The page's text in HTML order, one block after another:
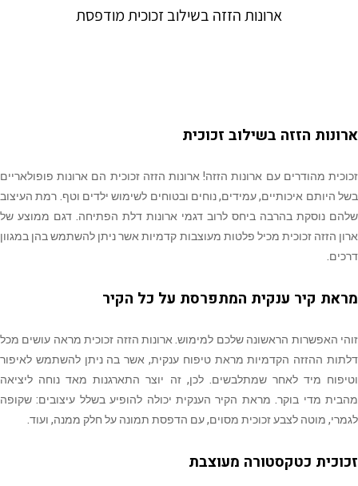
ארונות הזזה בשילוב זכוכית מודפסת
ארונות הזזה בשילוב זכוכית
זכוכית מהודרים עם ארונות הזזה! ארונות הזזה זכוכית הם ארונות פופולאריים
בשל היותם איכותיים, עמידים, נוחים ובטוחים לשימוש ילדים וטף. רמת העיצוב
שלהם נוסקת בהרבה ביחס לרוב דגמי ארונות דלת הפתיחה. דגם ממוצע של
ארון הזזה זכוכית מכיל פלטות מעוצבות קדמיות אשר ניתן להשתמש בהן במגוון
דרכים.
מראת קיר ענקית המתפרסת על כל הקיר
זוהי האפשרות הראשונה שלכם למימוש. ארונות הזזה זכוכית מראה עושים מכל
דלתות ההזזה הקדמיות מראת טיפוח ענקית, אשר בה ניתן להשתמש לאיפור
וטיפוח מיד לאחר שמתלבשים. לכן, זה יוצר התארגנות מאד נוחה ליציאה
מהבית מדי בוקר. מראת הקיר הענקית יכולה להופיע בשלל עיצובים: שקופה
לגמרי, מוטה לצבע זכוכית מסוים, עם הדפסת תמונה על חלק ממנה, ועוד.
זכוכית כטקסטורה מעוצבת